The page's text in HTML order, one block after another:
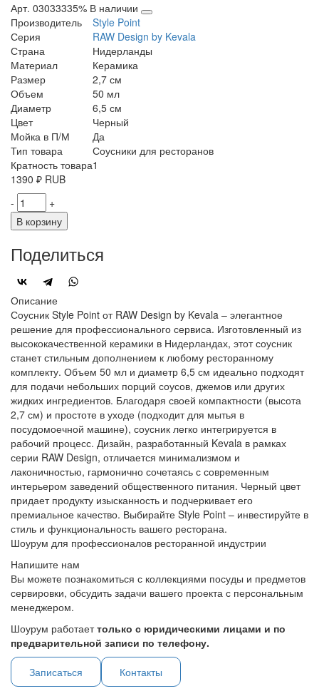
Арт. 03033335% В наличии
Производитель
Style Point
Серия
RAW Design by Kevala
Страна
Нидерланды
Материал
Керамика
Размер
2,7 см
Объем
50 мл
Диаметр
6,5 см
Цвет
Черный
Мойка в П/М
Да
Тип товара
Соусники для ресторанов
Кратность товара1
1390 ₽ RUB
-
+
В корзину
Поделиться
Описание
Соусник Style Point от RAW Design by Kevala – элегантное
решение для профессионального сервиса. Изготовленный из
высококачественной керамики в Нидерландах, этот соусник
станет стильным дополнением к любому ресторанному
комплекту. Объем 50 мл и диаметр 6,5 см идеально подходят
для подачи небольших порций соусов, джемов или других
жидких ингредиентов. Благодаря своей компактности (высота
2,7 см) и простоте в уходе (подходит для мытья в
посудомоечной машине), соусник легко интегрируется в
рабочий процесс. Дизайн, разработанный Kevala в рамках
серии RAW Design, отличается минимализмом и
лаконичностью, гармонично сочетаясь с современным
интерьером заведений общественного питания. Черный цвет
придает продукту изысканность и подчеркивает его
премиальное качество. Выбирайте Style Point – инвестируйте в
стиль и функциональность вашего ресторана.
Шоурум для профессионалов ресторанной индустрии
Напишите нам
Вы можете познакомиться с коллекциями посуды и предметов
сервировки, обсудить задачи вашего проекта с персональным
менеджером.
Шоурум работаеттолько с юридическими лицами и по
предварительной записи по телефону.
Записаться
Контакты